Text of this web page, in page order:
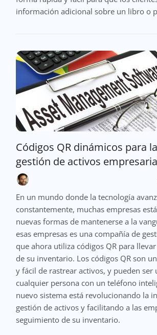
información adicional sobre un libro o
Códigos QR dinámicos para la
gestión de activos
En un mundo donde la tecnología
constantemente, muchas empresas
nuevas formas de mantenerse a la
esas empresas es una compañía de
que ahora utiliza códigos QR para
de su inventario. Los códigos QR son
y fácil de rastrear activos, y pueden ser
cualquier persona con un teléfono
nuevo sistema está revolucionando la
gestión de activos y facilitando a las
seguimiento de su inventario.